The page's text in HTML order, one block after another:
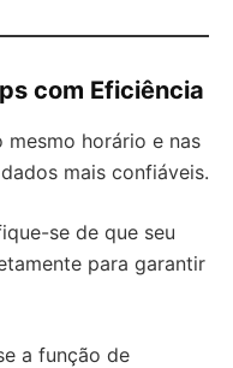
com Eficiência
mesmo horário e nas
mais confiáveis.
se de que seu
para garantir
a função de